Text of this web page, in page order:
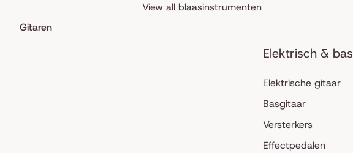
View all blaasinstrumenten
Gitaren
Elektrisch & bas
Elektrische gitaar
Basgitaar
Versterkers
Effectpedalen